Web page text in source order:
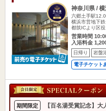
神奈川県 /
六郷土手駅
横浜市営地下
都筑ICより区役
営業時間
入浴料金
日帰り 岩盤
電子チケット
期間限定
【百名湯受賞記念】